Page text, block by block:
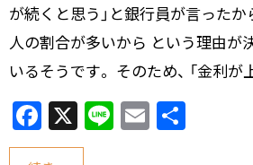
が続くと思う」と銀行員が言ったか
人の割合が多いから という理由が
いるそうです。 そのため、 「金利
F
a
X Li
n
E
m